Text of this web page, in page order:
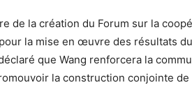
de la création du Forum sur la
la mise en œuvre des résultats
que Wang renforcera la
la construction conjointe